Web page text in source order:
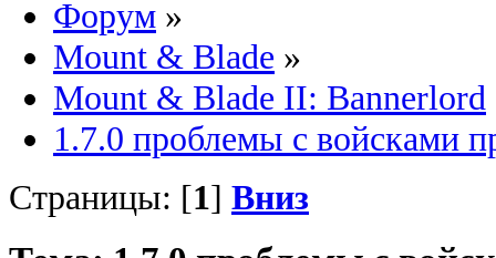
Форум »
Mount & Blade »
Mount & Blade II: Bannerlord
1.7.0 проблемы с войсками
Страницы: [1] Вниз